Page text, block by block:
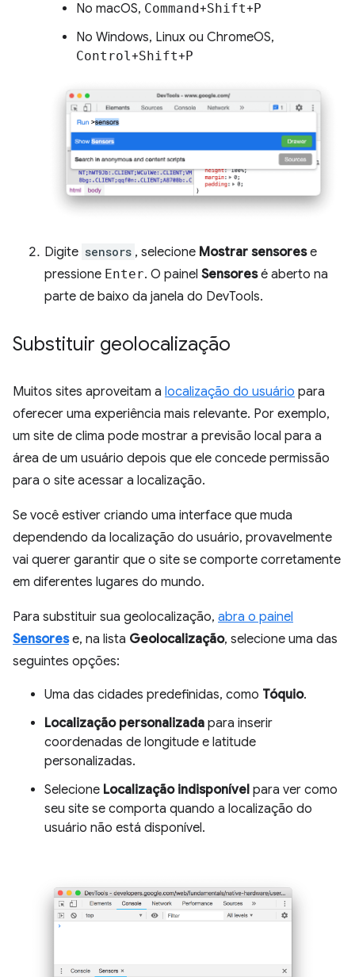
No macOS, Command+Shift+P
No Windows, Linux ou ChromeOS,
Control+Shift+P
Digite sensors , selecione Mostrar sensorese
pressione Enter. O painel Sensoresé aberto na
parte de baixo da janela do DevTools.
Substituir geolocalização
Muitos sites aproveitam a localização do usuário para
oferecer uma experiência mais relevante. Por exemplo,
um site de clima pode mostrar a previsão local para a
área de um usuário depois que ele concede permissão
para o site acessar a localização.
Se você estiver criando uma interface que muda
dependendo da localização do usuário, provavelmente
vai querer garantir que o site se comporte corretamente
em diferentes lugares do mundo.
Para substituir sua geolocalização, abra o painel
Sensorese, na lista Geolocalização, selecione uma das
seguintes opções:
Uma das cidades predefinidas, como Tóquio.
Localização personalizada para inserir
coordenadas de longitude e latitude
personalizadas.
Selecione Localização indisponível para ver como
seu site se comporta quando a localização do
usuário não está disponível.